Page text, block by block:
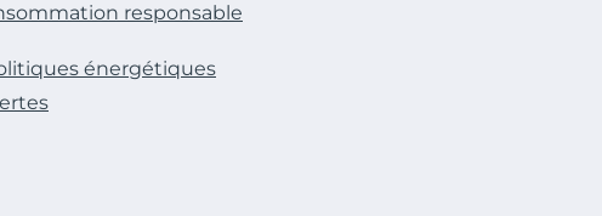
responsable
énergétiques